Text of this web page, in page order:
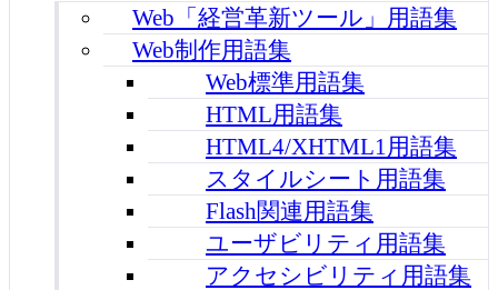
Web「経営革新ツール」用語集
Web制作用語集
Web標準用語集
HTML用語集
HTML4/XHTML1用語集
スタイルシート用語集
Flash関連用語集
ユーザビリティ用語集
アクセシビリティ用語集